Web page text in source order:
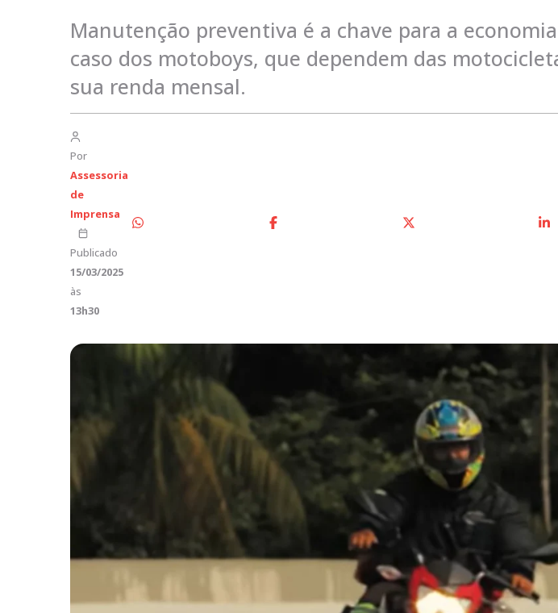
Manutenção preventiva é a chave para a
caso dos motoboys, que dependem das
sua renda mensal.
Por
Assessoria
de
Imprensa
Publicado
15/03/2025
às
13h30